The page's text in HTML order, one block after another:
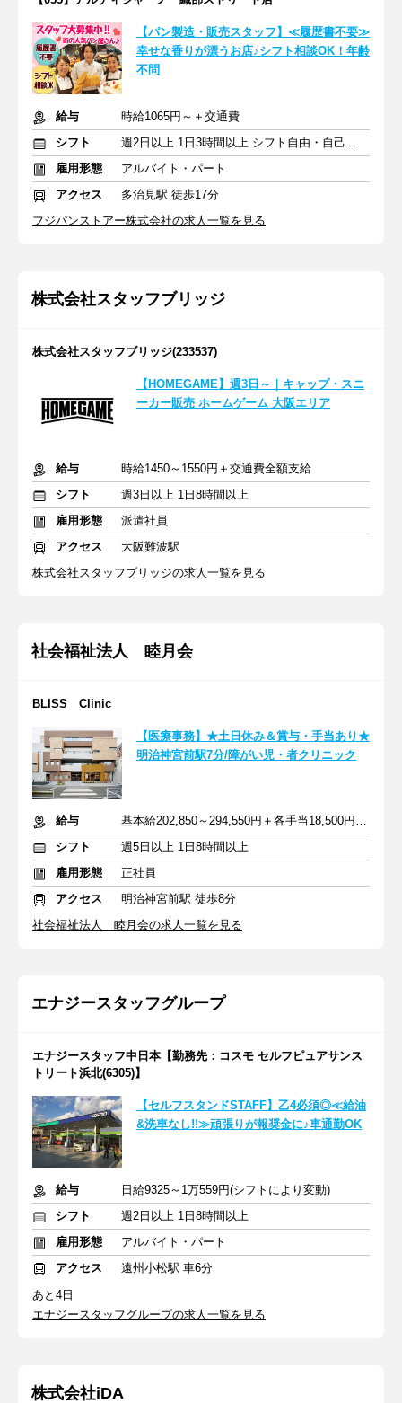
【パン製造・販売スタッフ】≪履歴書不要≫
幸せな香りが漂うお店♪シフト相談OK！年齢
不問
給与
時給1065円～＋交通費
シフト
週2日以上 1日3時間以上 シフト自由・自己申告
雇用形態
アルバイト・パート
アクセス
多治見駅 徒歩17分
フジパンストアー株式会社の求人一覧を見る
株式会社スタッフブリッジ
株式会社スタッフブリッジ(233537)
【HOMEGAME】週3日～｜キャップ・スニ
ーカー販売 ホームゲーム 大阪エリア
給与
時給1450～1550円＋交通費全額支給
シフト
週3日以上 1日8時間以上
雇用形態
派遣社員
アクセス
大阪難波駅
株式会社スタッフブリッジの求人一覧を見る
社会福祉法人 睦月会
BLISS Clinic
【医療事務】★土日休み＆賞与・手当あり★
明治神宮前駅7分/障がい児・者クリニック
給与
基本給202,850～294,550円＋各手当18,500円～＋交通費
シフト
週5日以上 1日8時間以上
雇用形態
正社員
アクセス
明治神宮前駅 徒歩8分
社会福祉法人 睦月会の求人一覧を見る
エナジースタッフグループ
エナジースタッフ中日本【勤務先：コスモ セルフピュアサンス
トリート浜北(6305)】
【セルフスタンドSTAFF】乙4必須◎≪給油
&洗車なし!!≫頑張りが報奨金に♪車通勤OK
給与
日給9325～1万559円(シフトにより変動)
シフト
週2日以上 1日8時間以上
雇用形態
アルバイト・パート
アクセス
遠州小松駅 車6分
あと4日
エナジースタッフグループの求人一覧を見る
株式会社iDA